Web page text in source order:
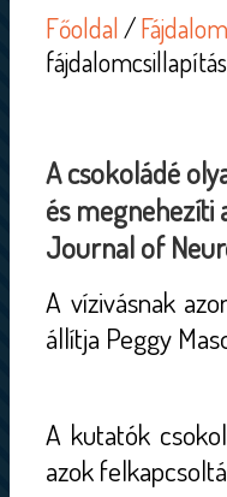
Főoldal/
A csokoládé
és megnehezíti
Journal of
A vízivásnak
állítja Peggy
A kutatók
azok